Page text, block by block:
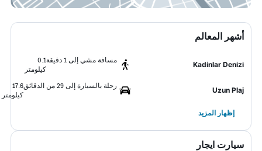
أشهر المعالم
Kadinlar Denizi
مسافة مشي إلى 1 دقيقة
0.1
كيلومتر
Uzun Plaj
رحلة بالسيارة إلى 29 من الدقائق
17.6
كيلومتر
إظهار المزيد
سيارت ايجار